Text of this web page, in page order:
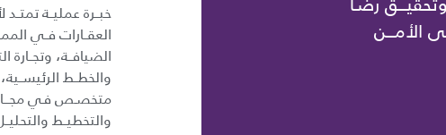
العقــارات فــي
الضيافــة، وتجــارة
والخطــط
متخصـص فـي مجـــال
والتخطيــط
الأمـــن